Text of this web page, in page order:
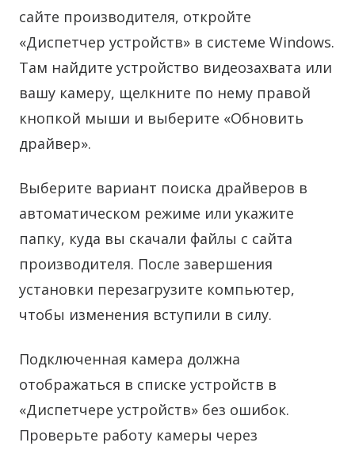
сайте производителя, откройте
«Диспетчер устройств» в системе Windows.
Там найдите устройство видеозахвата или
вашу камеру, щелкните по нему правой
кнопкой мыши и выберите «Обновить
драйвер».
Выберите вариант поиска драйверов в
автоматическом режиме или укажите
папку, куда вы скачали файлы с сайта
производителя. После завершения
установки перезагрузите компьютер,
чтобы изменения вступили в силу.
Подключенная камера должна
отображаться в списке устройств в
«Диспетчере устройств» без ошибок.
Проверьте работу камеры через